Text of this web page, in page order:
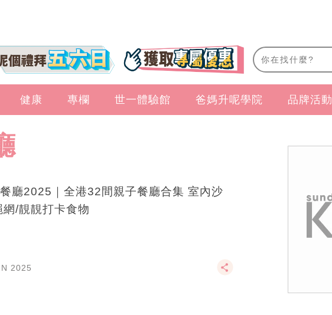
健康 專欄 世一體驗館 爸媽升呢學院 品牌活動
廳2025｜全港32間親子餐廳合集 室內沙
網/靚靚打卡食物
2025